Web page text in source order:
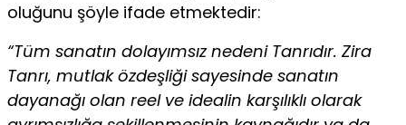
oluğunu şöyle ifade etmektedir:
“Tüm sanatın dolayımsız nedeni Tanrıdır. Zira
Tanrı, mutlak özdeşliği sayesinde sana­tın
dayanağı olan reel ve idealin karşılıklı olarak